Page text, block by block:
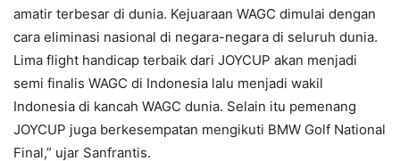
amatir terbesar di dunia. Kejuaraan WAGC dimulai dengan
cara eliminasi nasional di negara-negara di seluruh dunia.
Lima flight handicap terbaik dari JOYCUP akan menjadi
semi finalis WAGC di Indonesia lalu menjadi wakil
Indonesia di kancah WAGC dunia. Selain itu pemenang
JOYCUP juga berkesempatan mengikuti BMW Golf National
Final,” ujar Sanfrantis.